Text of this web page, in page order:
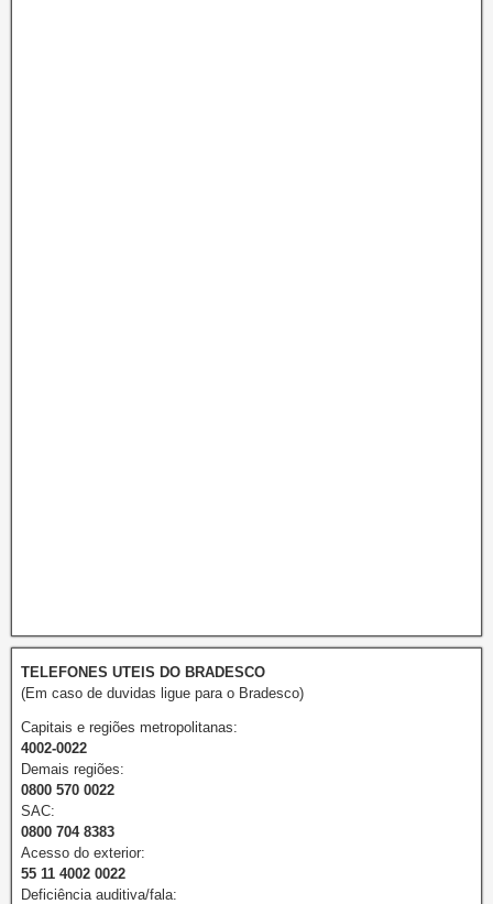
TELEFONES UTEIS DO BRADESCO
(Em caso de duvidas ligue para o Bradesco)
Capitais e regiões metropolitanas:
4002-0022
Demais regiões:
0800 570 0022
SAC:
0800 704 8383
Acesso do exterior:
55 11 4002 0022
Deficiência auditiva/fala: